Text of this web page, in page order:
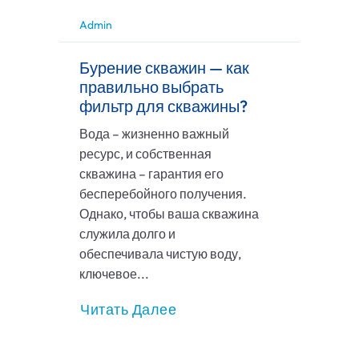
Admin
Бурение скважин — как
правильно выбрать
фильтр для скважины?
Вода – жизненно важный
ресурс, и собственная
скважина – гарантия его
бесперебойного получения.
Однако, чтобы ваша скважина
служила долго и
обеспечивала чистую воду,
ключевое...
Читать Далее